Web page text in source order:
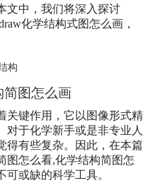
文中，我们将深入探讨
化学结构式图怎么画，
构
简图怎么画
关键作用，它以图像形式精
对于化学新手或是非专业人
得有些复杂。因此，在本篇
图怎么看,化学结构简图怎
或缺的科学工具。